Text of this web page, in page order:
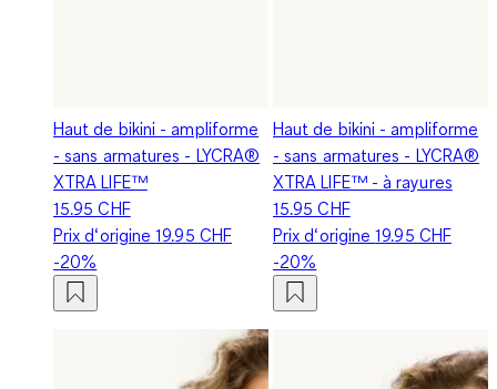
Haut de bikini - ampliforme
- sans armatures - LYCRA®
XTRA LIFE™
15.95 CHF
Prix d‘origine19.95 CHF
-20%
Haut de bikini - ampliforme
- sans armatures - LYCRA®
XTRA LIFE™ - à rayures
15.95 CHF
Prix d‘origine19.95 CHF
-20%